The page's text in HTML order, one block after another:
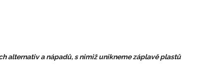
alternativ a nápadů, s nimiž unikneme záplavě plastů